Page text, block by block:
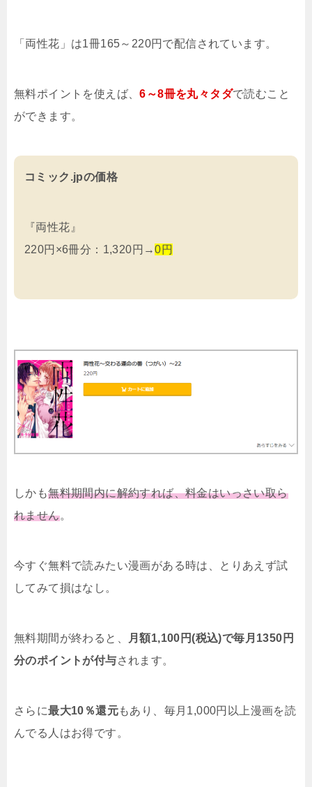
「両性花」は1冊165～220円で配信されています。
無料ポイントを使えば、6～8冊を丸々タダで読むこと
ができます。
コミック.jpの価格
『両性花』
220円×6冊分：1,320円→0円
しかも無料期間内に解約すれば、料金はいっさい取ら
れません。
今すぐ無料で読みたい漫画がある時は、とりあえず試
してみて損はなし。
無料期間が終わると、
月額1,100円(税込)で毎月1350円
分のポイントが付与されます。
さらに最大10％還元もあり、毎月1,000円以上漫画を読
んでる人はお得です。